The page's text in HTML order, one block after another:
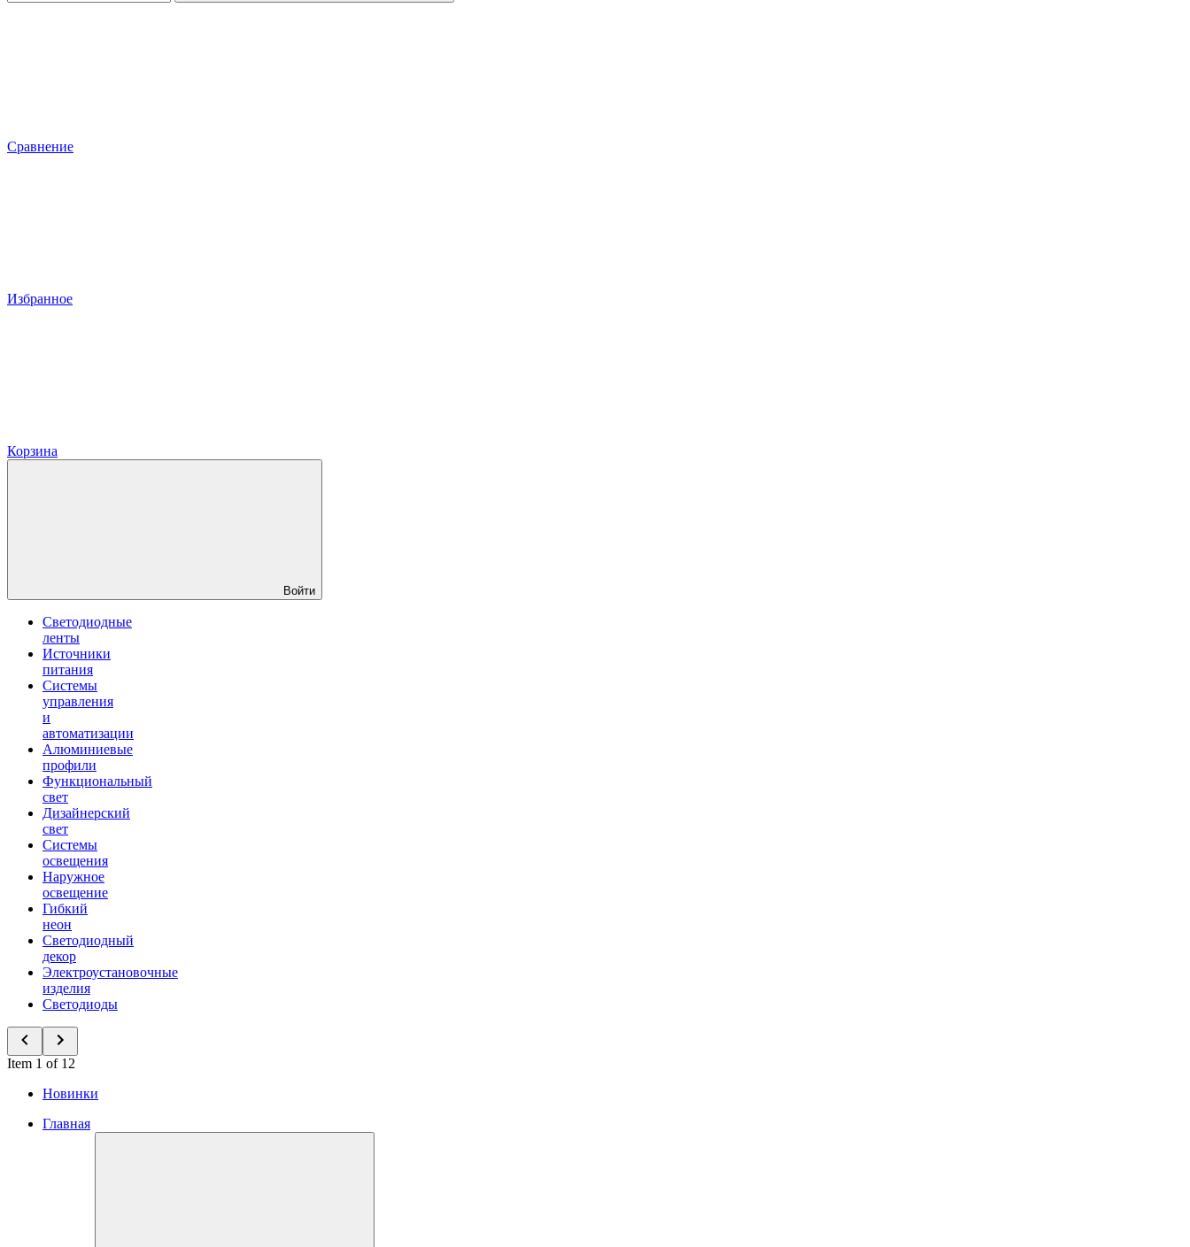
Сравнение
Избранное
Корзина
Войти
Светодиодные
ленты
Источники
питания
Системы
управления
и
автоматизации
Алюминиевые
профили
Функциональный
свет
Дизайнерский
свет
Системы
освещения
Наружное
освещение
Гибкий
неон
Светодиодный
декор
Электроустановочные
изделия
Светодиоды
Item 1 of 12
Новинки
Главная